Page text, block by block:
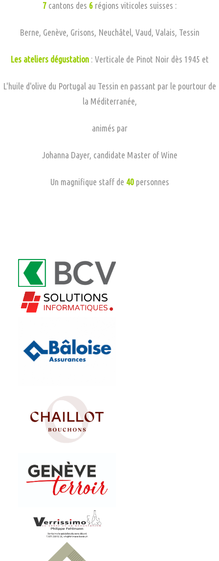
7 cantons des 6régions viticoles suisses :
Berne, Genève, Grisons, Neuchâtel, Vaud, Valais, Tessin
Les ateliers dégustation : Verticale de Pinot Noir dès 1945 et
L'huile d'olive du Portugal au Tessin en passant par le pourtour de
la Méditerranée,
animés par
Johanna Dayer, candidate Master of Wine
Un magnifique staff de 40personnes